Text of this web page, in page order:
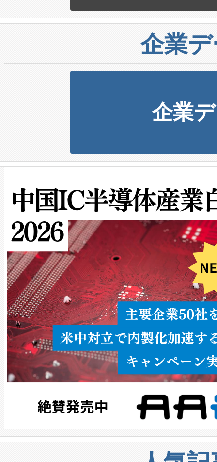
企業
企業